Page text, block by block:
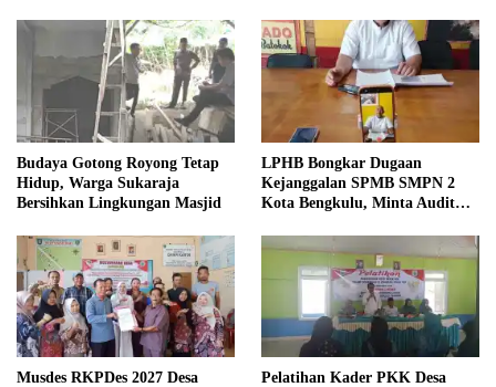
Budaya Gotong Royong Tetap
Hidup, Warga Sukaraja
Bersihkan Lingkungan Masjid
LPHB Bongkar Dugaan
Kejanggalan SPMB SMPN 2
Kota Bengkulu, Minta Audit
Musdes RKPDes 2027 Desa
Pelatihan Kader PKK Desa